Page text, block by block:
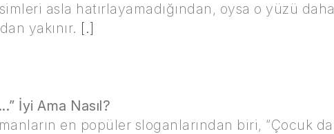
asla hatırlayamadığından, oysa o yüzü daha
yakınır. [.]
İyi Ama Nasıl?
en popüler sloganlarından biri, “Çocuk da